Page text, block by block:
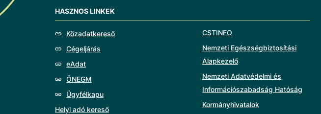
HASZNOS LINKEK
Közadatkereső
Cégeljárás
eAdat
ÖNEGM
Ügyfélkapu
Helyi adó kereső
CSTINFO
Nemzeti Egészségbiztosítási
Alapkezelő
Nemzeti Adatvédelmi és
Információszabadság Hatóság
Kormányhivatalok